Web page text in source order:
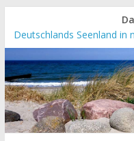
Deutschlands Seenland in
„Kellenhusen nach Hause
verfügbar
Neue Camping-Broschüre
Neues Urlaubsmagazin
erschienen
Meck-Pomm Short News